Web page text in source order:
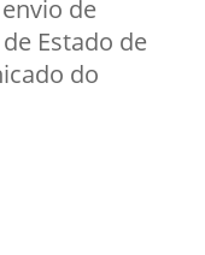
de
Estado de
do